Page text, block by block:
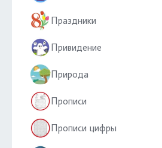
Праздники
Привидение
Природа
Прописи
Прописи цифры